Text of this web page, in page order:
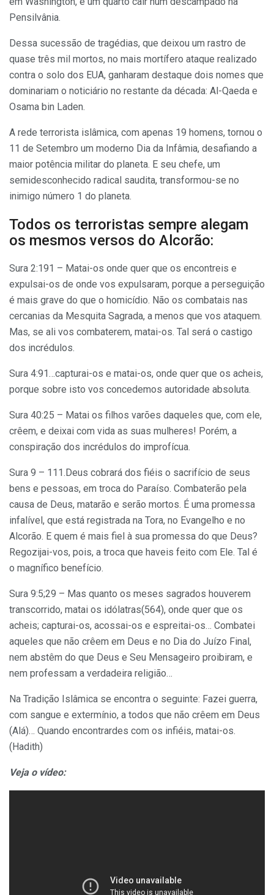
Pensilvânia.
Dessa sucessão de tragédias, que deixou um rastro de
quase três mil mortos, no mais mortífero ataque realizado
contra o solo dos EUA, ganharam destaque dois nomes que
dominariam o noticiário no restante da década: Al-Qaeda e
Osama bin Laden.
A rede terrorista islâmica, com apenas 19 homens, tornou o
11 de Setembro um moderno Dia da Infâmia, desafiando a
maior potência militar do planeta. E seu chefe, um
semidesconhecido radical saudita, transformou-se no
inimigo número 1 do planeta.
Todos os terroristas sempre alegam
os mesmos versos do Alcorão:
Sura 2:191 – Matai-os onde quer que os encontreis e
expulsai-os de onde vos expulsaram, porque a perseguição
é mais grave do que o homicídio. Não os combatais nas
cercanias da Mesquita Sagrada, a menos que vos ataquem.
Mas, se ali vos combaterem, matai-os. Tal será o castigo
dos incrédulos.
Sura 4:91…capturai-os e matai-os, onde quer que os acheis,
porque sobre isto vos concedemos autoridade absoluta.
Sura 40:25 – Matai os filhos varões daqueles que, com ele,
crêem, e deixai com vida as suas mulheres! Porém, a
conspiração dos incrédulos do improfícua.
Sura 9 – 111.Deus cobrará dos fiéis o sacrifício de seus
bens e pessoas, em troca do Paraíso. Combaterão pela
causa de Deus, matarão e serão mortos. É uma promessa
infalível, que está registrada na Tora, no Evangelho e no
Alcorão. E quem é mais fiel à sua promessa do que Deus?
Regozijai-vos, pois, a troca que haveis feito com Ele. Tal é
o magnífico benefício.
Sura 9:5;29 – Mas quanto os meses sagrados houverem
transcorrido, matai os idólatras(564), onde quer que os
acheis; capturai-os, acossai-os e espreitai-os… Combatei
aqueles que não crêem em Deus e no Dia do Juízo Final,
nem abstêm do que Deus e Seu Mensageiro proibiram, e
nem professam a verdadeira religião…
Na Tradição Islâmica se encontra o seguinte: Fazei guerra,
com sangue e extermínio, a todos que não crêem em Deus
(Alá)… Quando encontrardes com os infiéis, matai-os.
(Hadith)
Veja o vídeo: